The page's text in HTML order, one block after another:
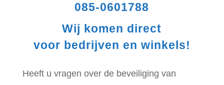
085-0601788
Wij komen direct
voor bedrijven en winkels!
Heeft u vragen over de beveiliging van